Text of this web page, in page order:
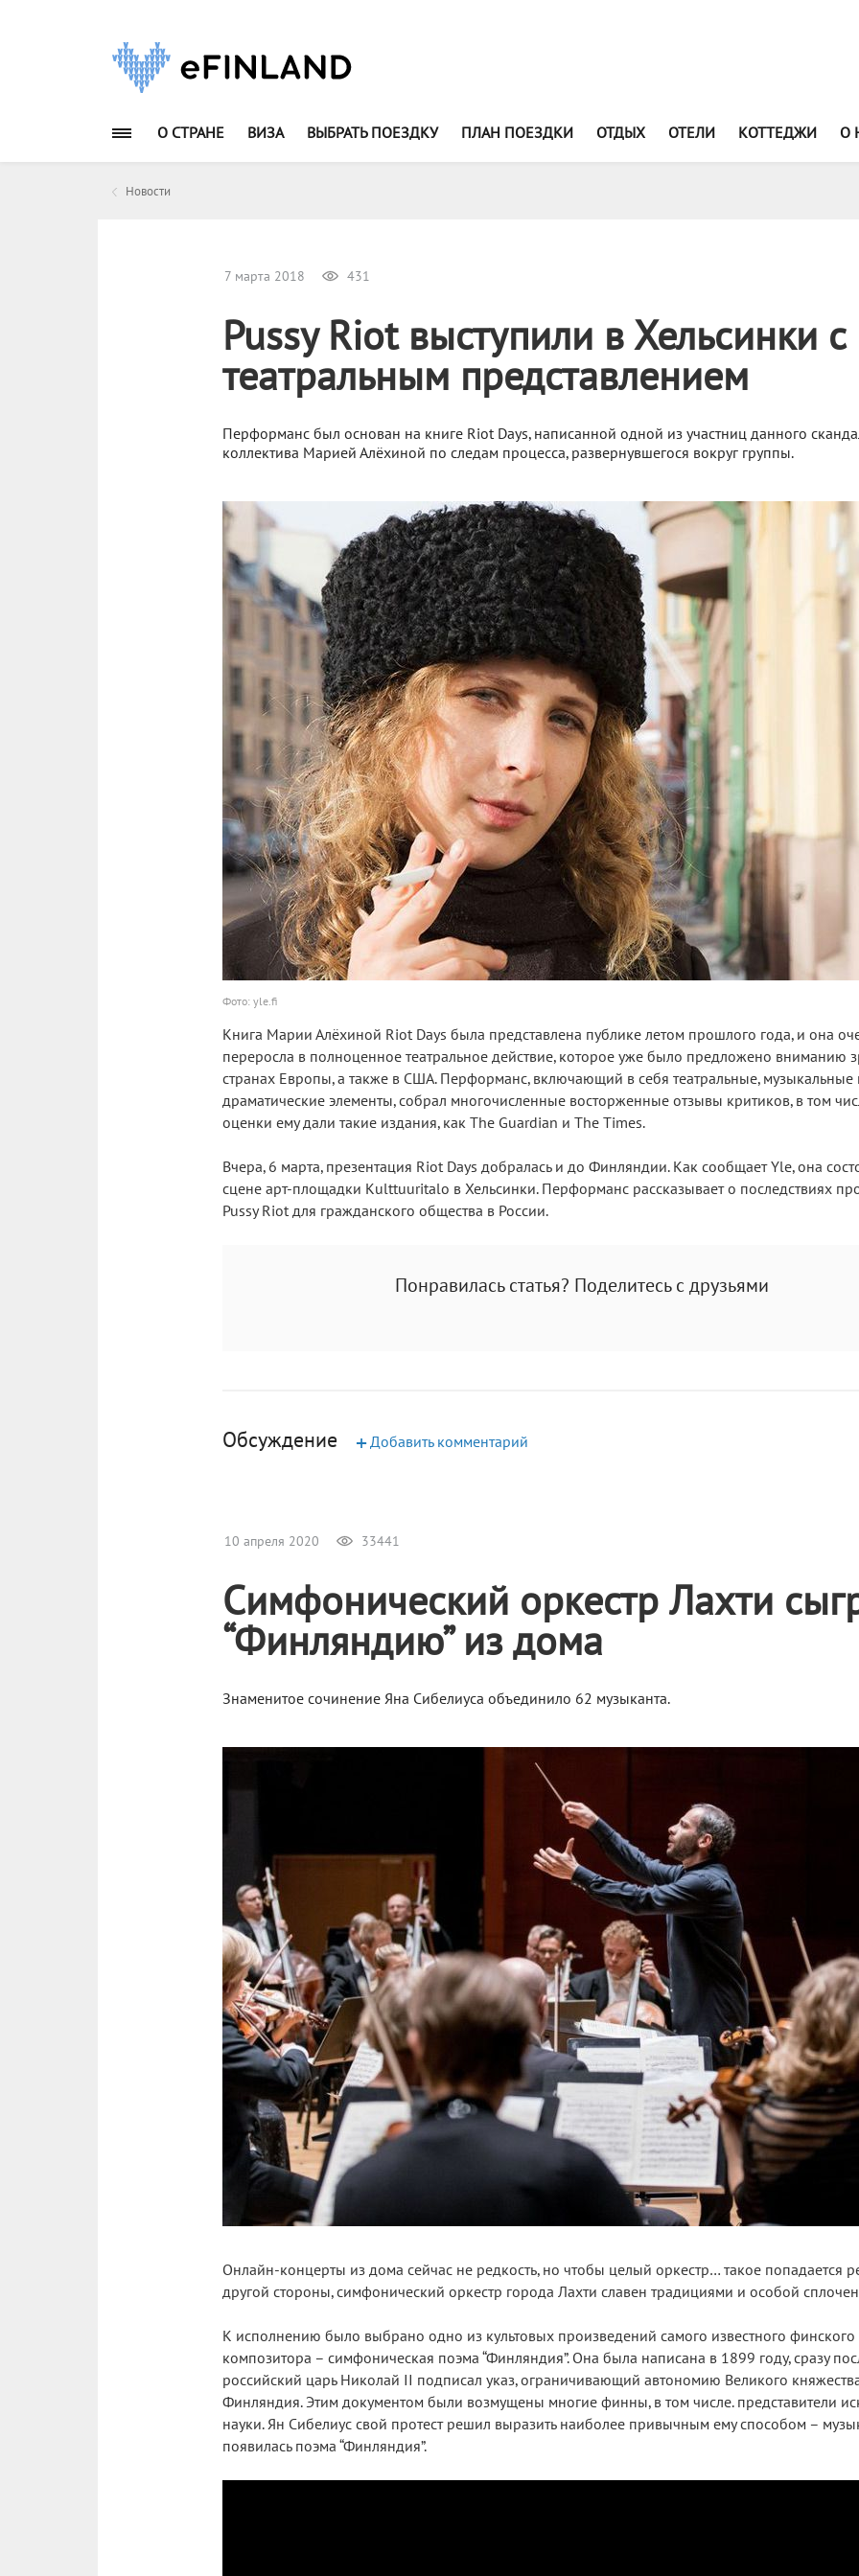
О СТРАНЕ ВИЗА ВЫБРАТЬ ПОЕЗДКУ ПЛАН ПОЕЗДКИ ОТДЫХ ОТЕЛИ КОТТЕДЖИ О
Новости
7 марта 2018 431
Pussy Riot выступили в Хельсинки с
театральным представлением
Перформанс был основан на книге Riot Days, написанной одной из участниц данного
коллектива Марией Алёхиной по следам процесса, развернувшегося вокруг группы.
Фото: yle.fi
Книга Марии Алёхиной Riot Days была представлена публике летом прошлого года, и она
переросла в полноценное театральное действие, которое уже было предложено вниманию
странах Европы, а также в США. Перформанс, включающий в себя театральные, музыкальные
драматические элементы, собрал многочисленные восторженные отзывы критиков, в том
оценки ему дали такие издания, как The Guardian и The Times.
Вчера, 6 марта, презентация Riot Days добралась и до Финляндии. Как сообщает Yle, она
сцене арт-площадки Kulttuuritalo в Хельсинки. Перформанс рассказывает о последствиях
Pussy Riot для гражданского общества в России.
Понравилась статья? Поделитесь с друзьями
Обсуждение +Добавить комментарий
10 апреля 2020 33441
Симфонический оркестр Лахти
“Финляндию” из дома
Знаменитое сочинение Яна Сибелиуса объединило 62 музыканта.
Онлайн-концерты из дома сейчас не редкость, но чтобы целый оркестр… такое попадается
другой стороны, симфонический оркестр города Лахти славен традициями и особой
К исполнению было выбрано одно из культовых произведений самого известного финского
композитора – симфоническая поэма “Финляндия”. Она была написана в 1899 году, сразу
российский царь Николай II подписал указ, ограничивающий автономию Великого
Финляндия. Этим документом были возмущены многие финны, в том числе. представители
науки. Ян Сибелиус свой протест решил выразить наиболее привычным ему способом –
появилась поэма “Финляндия”.